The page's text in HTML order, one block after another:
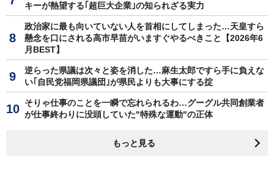
キーが熱望する｢超巨大企業｣の知られざる実力
政治家に最も向いていない人を首相にしてしまった…天皇すら
懸念を口にされる高市早苗がいますぐやるべきこと【2026年6
月BEST】
逆らった県議は次々と姿を消した…麻生太郎ですら手に負えな
い｢自民党福岡県議団｣が県民よりも大事にする掟
そりゃ仕事のことを一瞬で忘れられるわ…グーグル共同創業者
が仕事終わりに没頭していた"特殊な運動"の正体
もっと見る